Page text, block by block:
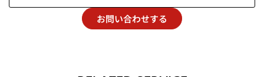
お問い合わせする